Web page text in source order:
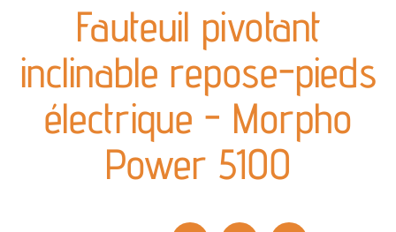
meubles de complément
chambres et dressing
Fauteuil pivotant
inclinable repose-pieds
électrique - Morpho
Power 5100